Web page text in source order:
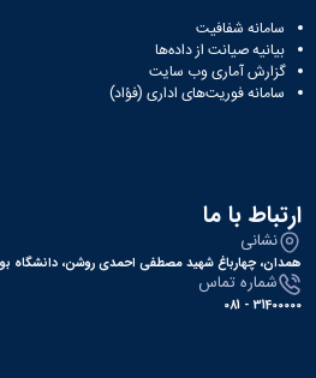
سامانه شفافیت
بیانیه صیانت از داده‌ها
گزارش آماری وب‌ سایت
سامانه فوریت‌های اداری (فؤاد)
ارتباط با ما
نشانی
همدان، چهارباغ شهید مصطفی احمدی روشن، دانشگاه
شماره تماس
31400000 - 081